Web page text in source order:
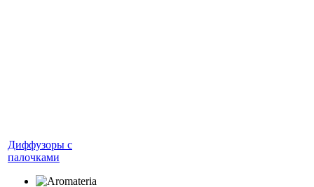
Диффузоры с
палочками